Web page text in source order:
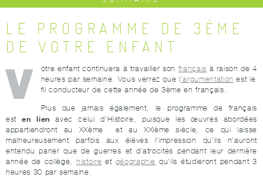
LE PROGRAMME DE 3ÈME
DE VOTRE ENFANT
V otre enfant continuera à travailler son français à raison de 4
heures par semaine. Vous verrez que l’argumentation est le
fil conducteur de cette année de 3ème en français.
Plus que jamais également, le programme de français
esten lien avec celui d’Histoire, puisque les œuvres abordées
appartiendront au XXème et au XXIème siècle, ce qui laisse
malheureusement parfois aux élèves l’impression qu’ils n’auront
entendu parler que de guerres et d’atrocités pendant leur dernière
année de collège, histoire et géographie qu'ils étudieront pendant 3
heures 30 par semaine.